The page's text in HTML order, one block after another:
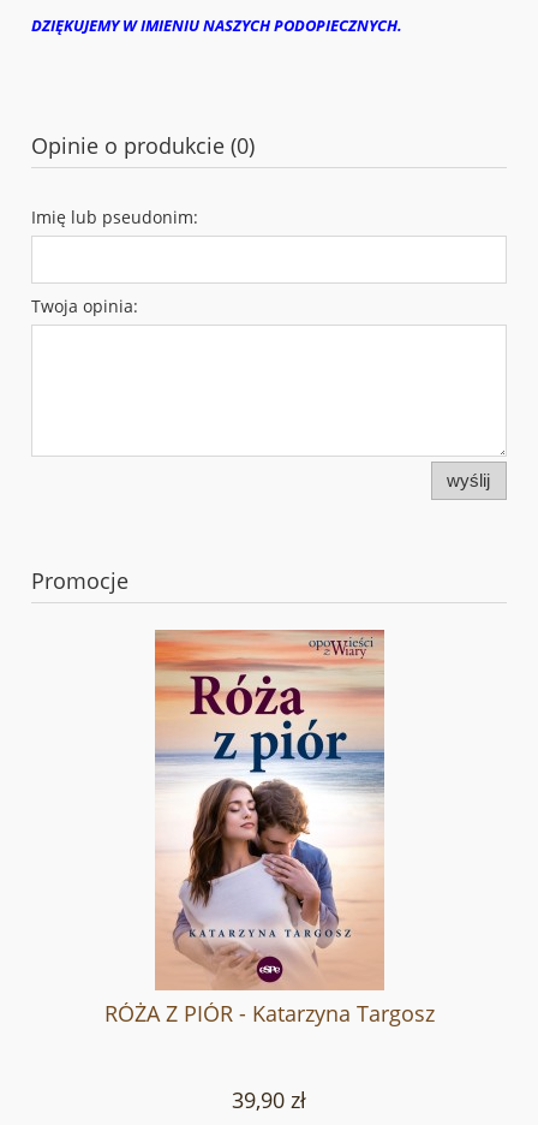
DZIĘKUJEMY W IMIENIU NASZYCH PODOPIECZNYCH.
Opinie o produkcie (0)
Imię lub pseudonim:
Twoja opinia:
wyślij
Promocje
RÓŻA Z PIÓR - Katarzyna Targosz
39,90 zł